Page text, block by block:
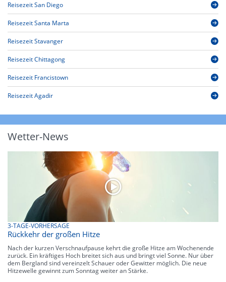
Reisezeit San Diego
Reisezeit Santa Marta
Reisezeit Stavanger
Reisezeit Chittagong
Reisezeit Francistown
Reisezeit Agadir
Wetter-News
3-TAGE-VORHERSAGE
Rückkehr der großen Hitze
Nach der kurzen Verschnaufpause kehrt die große Hitze am Wochenende
zurück. Ein kräftiges Hoch breitet sich aus und bringt viel Sonne. Nur über
dem Bergland sind vereinzelt Schauer oder Gewitter möglich. Die neue
Hitzewelle gewinnt zum Sonntag weiter an Stärke.